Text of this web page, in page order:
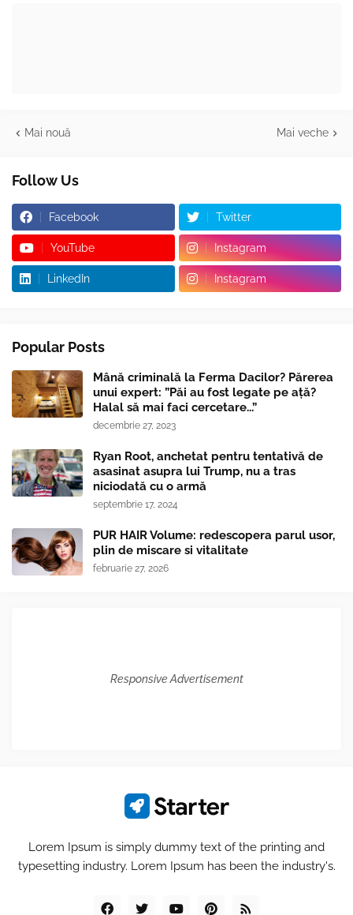
Mai nouă Mai veche
Follow Us
Facebook Twitter
YouTube Instagram
LinkedIn Instagram
Popular Posts
Mână criminală la Ferma Dacilor? Părerea
unui expert: ”Păi au fost legate pe ață?
Halal să mai faci cercetare...”
decembrie 27, 2023
Ryan Root, anchetat pentru tentativă de
asasinat asupra lui Trump, nu a tras
niciodată cu o armă
septembrie 17, 2024
PUR HAIR Volume: redescopera parul usor,
plin de miscare si vitalitate
februarie 27, 2026
Responsive Advertisement
Lorem Ipsum is simply dummy text of the printing and
typesetting industry. Lorem Ipsum has been the industry's.